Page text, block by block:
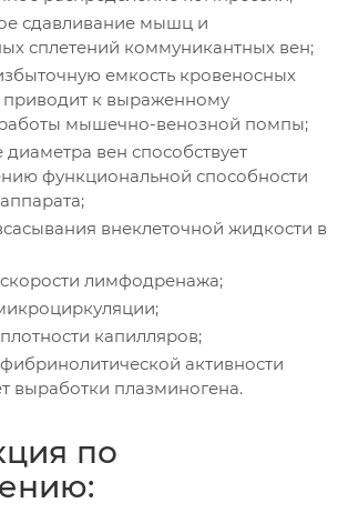
сдавливание мышц и
сплетений коммуникантных вен;
емкость кровеносных
приводит к выраженному
мышечно-венозной помпы;
вен способствует
функциональной способности
внеклеточной жидкости в
лимфодренажа;
капилляров;
активности
выработки плазминогена.
по